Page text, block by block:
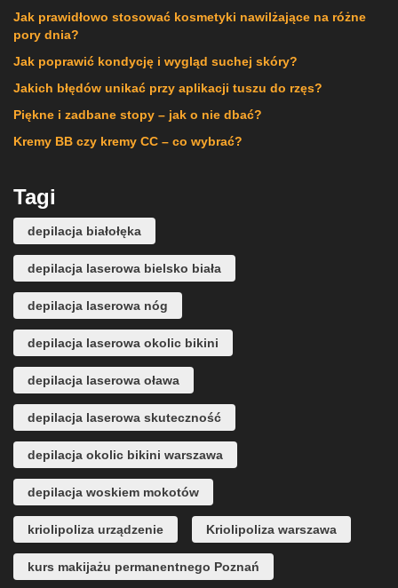
Jak prawidłowo stosować kosmetyki nawilżające na różne
pory dnia?
Jak poprawić kondycję i wygląd suchej skóry?
Jakich błędów unikać przy aplikacji tuszu do rzęs?
Piękne i zadbane stopy – jak o nie dbać?
Kremy BB czy kremy CC – co wybrać?
Tagi
depilacja białołęka
depilacja laserowa bielsko biała
depilacja laserowa nóg
depilacja laserowa okolic bikini
depilacja laserowa oława
depilacja laserowa skuteczność
depilacja okolic bikini warszawa
depilacja woskiem mokotów
kriolipoliza urządzenie Kriolipoliza warszawa
kurs makijażu permanentnego Poznań